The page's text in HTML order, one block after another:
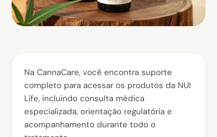
Na CannaCare, você encontra suporte
completo para acessar os produtos da NUI
Life, incluindo consulta médica
especializada, orientação regulatória e
acompanhamento durante todo o